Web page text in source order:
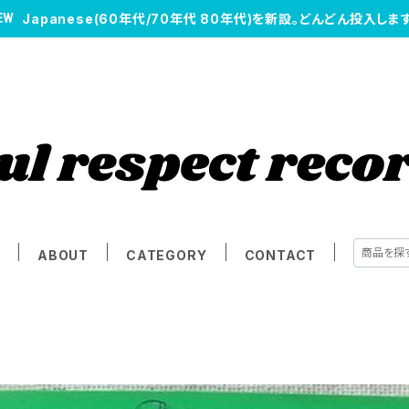
Japanese(60年代/70年代 80年代)を新設。どんどん投入します
ABOUT CATEGORY CONTACT